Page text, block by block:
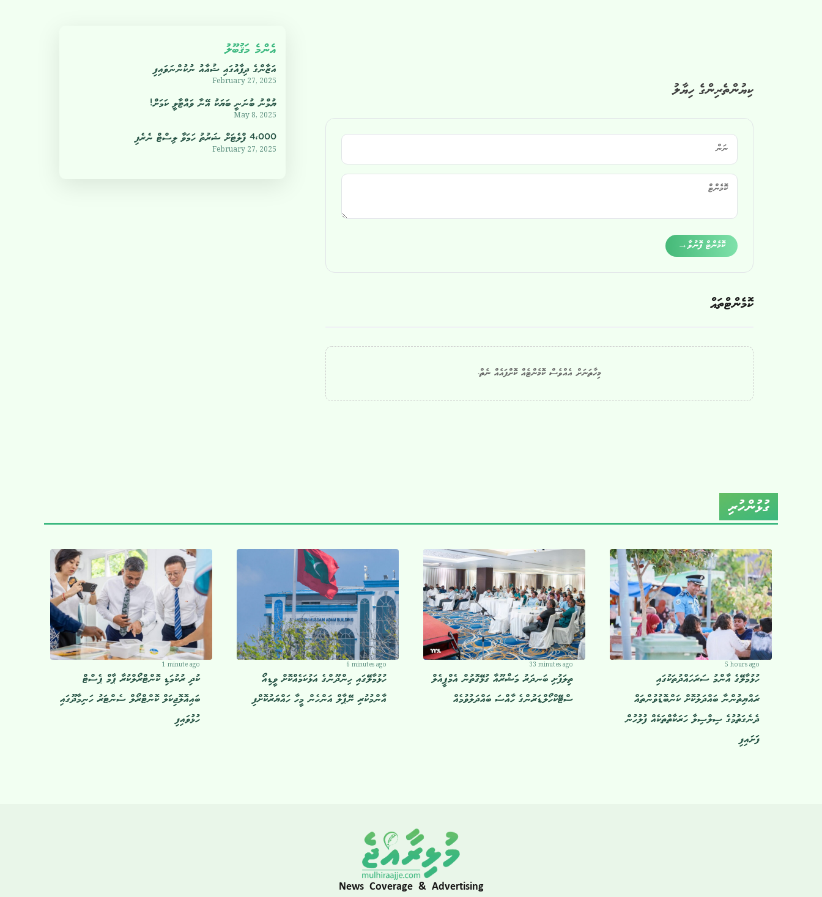
ކިޔުންތެރިންގެ ހިޔާލު
ކޮމެންޓް ފޮނުވާ→
ކޮމެންޓްތައް
މިހާތަނަށް އެއްވެސް ކޮމެންޓެއް ކޮށްފައެއް ނެތް.
އެންމެ މަޤުބޫލު
އަޒާންގެ ދިފާއުގައި ޝުއާއު ނުކުންނަވައިފި
February 27, 2025
ޔުމްނު ބުނަނީ ބަޔަކު އޭނާ ވައްޓާލީ ކަމަށް!
May 8, 2025
4،000 ފްލެޓަށް ޝަރުތު ހަމަވާ ލިސްޓް ނެރެފި
February 27, 2025
ގުޅުންހުރި
1 minute ago
ކުދި ރުކުމަޑި ކޮންޓްރޯލްކުރާ ޕާމް ޕެސްޓް
ބައިއޮލޮޖިކަލް ކޮންޓްރޯލް ސެންޓަރު ހަނިމާދޫގައި
ހުޅުވައިފި
6 minutes ago
ހުޅުމާލޭގައި ހިންދޫންގެ އަޅުކަމެއްކޮށް ވީޑިއޯ
އާންމުކުރި ނޭޕާލް އަންހެން މީހާ ހައްޔަރުކޮށްފި
33 minutes ago
ތިލަފުށި ބަނދަރު މަޝްރޫއާ ގުޅޭގޮތުން އެމްޕީއެލް
ސްޓޭކްހޯލްޑަރުންގެ ހާއްސަ ބައްދަލުވުމެއް
5 hours ago
ހުޅުމާލޭގެ އާންމު ސަރަހައްދުތަކުގައި
ރައްޔިތުންނާ ބައްދަލުކޮށް ކަންބޮޑުވުންތައް
ދެނެގަތުމުގެ ސިލްސިލާ ހަރަކާތްތަކެއް ފުލުހުން
ފަށައިފި
News Coverage & Advertising